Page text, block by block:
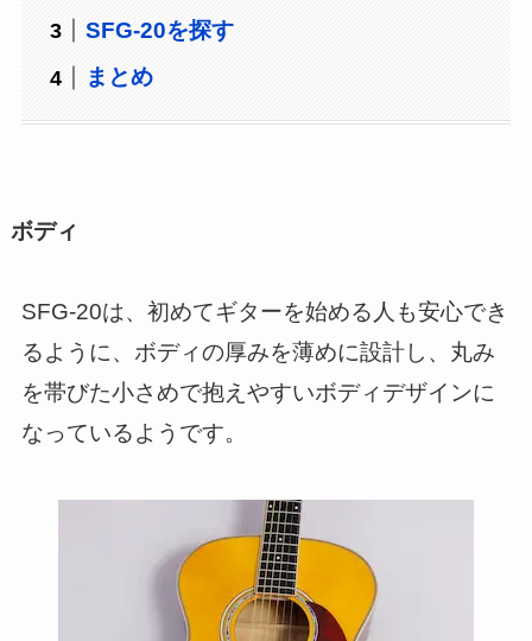
SFG-20を探す
まとめ
ボディ
SFG-20は、初めてギターを始める人も安心でき
るように、ボディの厚みを薄めに設計し、丸み
を帯びた小さめで抱えやすいボディデザインに
なっているようです。